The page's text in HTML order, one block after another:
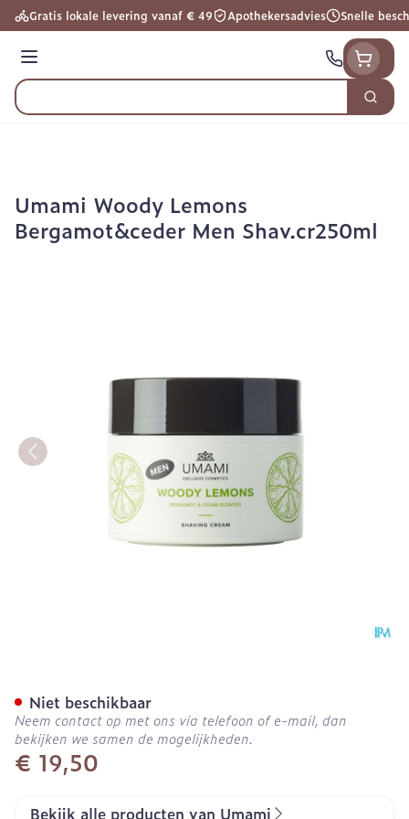
Ga naar de inhoud
Gratis lokale levering vanaf € 49 Apothekersadvies Snelle
Menu
Product, merk, categorie...
Zoek
Umami Woody Lemons
Bergamot&ceder Men Shav.cr250ml
€ 19,50
Niet beschikbaar
Neem contact op met ons via telefoon of e-mail, dan
bekijken we samen de mogelijkheden.
Bekijk alle producten van Umami